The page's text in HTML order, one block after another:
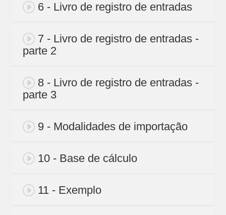
6 - Livro de registro de entradas
7 - Livro de registro de entradas -
parte 2
8 - Livro de registro de entradas -
parte 3
9 - Modalidades de importação
10 - Base de cálculo
11 - Exemplo